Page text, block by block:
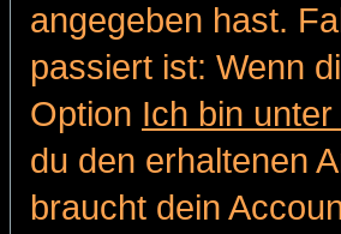
angegeben hast.
passiert ist: Wenn
Option Ich bin
du den erhaltenen
braucht dein